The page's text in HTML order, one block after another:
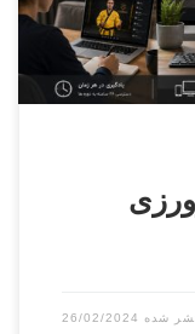
26/02/2024